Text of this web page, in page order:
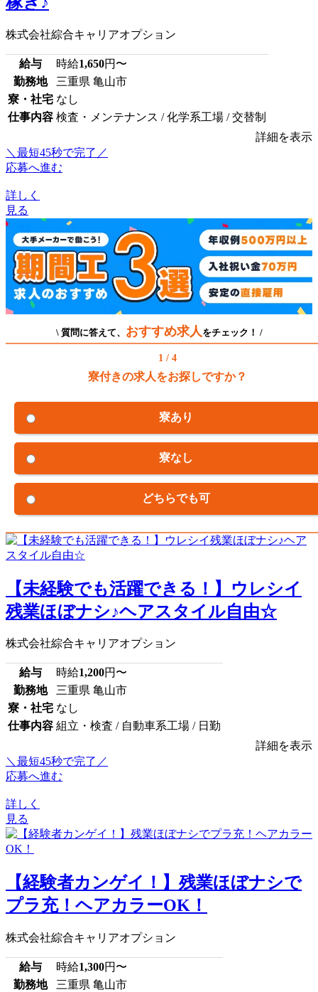
株式会社綜合キャリアオプション
給与 時給1,650円〜
勤務地
三重県 亀山市
寮・社宅 なし
仕事内容 検査・メンテナンス / 化学系工場 / 交替制
詳細を表示
＼最短45秒で完了／
応募へ進む
詳しく
見る
\ 質問に答えて、 おすすめ求人 をチェック！ /
1 / 4
寮付きの求人をお探しですか？
寮あり
寮なし
どちらでも可
【未経験でも活躍できる！】ウレシイ
残業ほぼナシ♪ヘアスタイル自由☆
株式会社綜合キャリアオプション
給与 時給1,200円〜
勤務地
三重県 亀山市
寮・社宅 なし
仕事内容 組立・検査 / 自動車系工場 / 日勤
詳細を表示
＼最短45秒で完了／
応募へ進む
詳しく
見る
【経験者カンゲイ！】残業ほぼナシで
プラ充！ヘアカラーOK！
株式会社綜合キャリアオプション
給与 時給1,300円〜
勤務地
三重県 亀山市